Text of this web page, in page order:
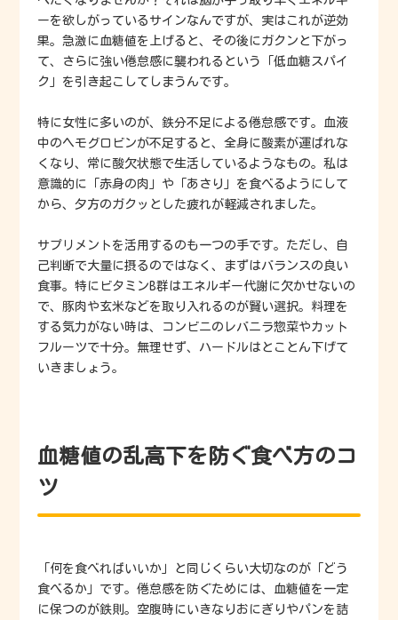
ーを欲しがっているサインなんですが、実はこれが逆効
果。急激に血糖値を上げると、その後にガクンと下がっ
て、さらに強い倦怠感に襲われるという「低血糖スパイ
ク」を引き起こしてしまうんです。
特に女性に多いのが、鉄分不足による倦怠感です。血液
中のヘモグロビンが不足すると、全身に酸素が運ばれな
くなり、常に酸欠状態で生活しているようなもの。私は
意識的に「赤身の肉」や「あさり」を食べるようにして
から、夕方のガクッとした疲れが軽減されました。
サプリメントを活用するのも一つの手です。ただし、自
己判断で大量に摂るのではなく、まずはバランスの良い
食事。特にビタミンB群はエネルギー代謝に欠かせないの
で、豚肉や玄米などを取り入れるのが賢い選択。料理を
する気力がない時は、コンビニのレバニラ惣菜やカット
フルーツで十分。無理せず、ハードルはとことん下げて
いきましょう。
血糖値の乱高下を防ぐ食べ方のコ
ツ
「何を食べればいいか」と同じくらい大切なのが「どう
食べるか」です。倦怠感を防ぐためには、血糖値を一定
に保つのが鉄則。空腹時にいきなりおにぎりやパンを詰